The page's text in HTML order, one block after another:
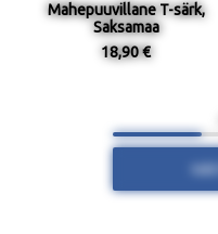
Mahepuuvillane T-särk,
Saksamaa
18,90 €